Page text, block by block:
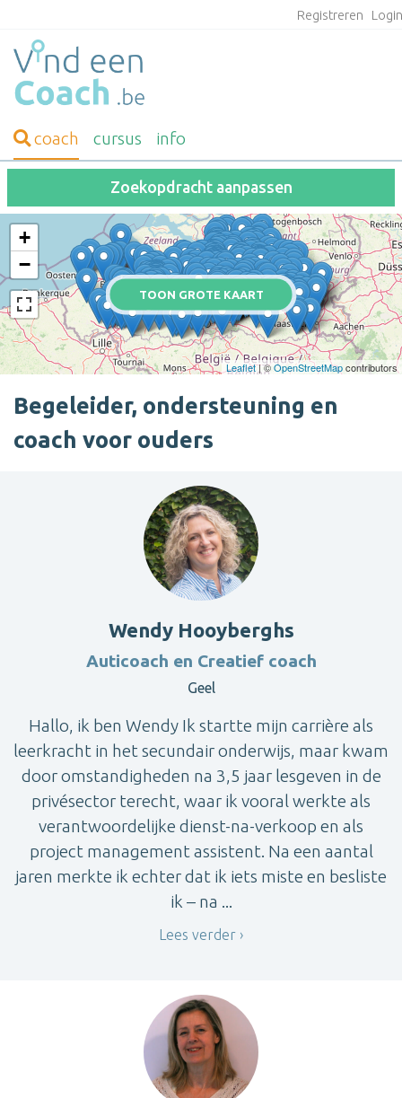
Registreren
coach cursus info
Zoekopdracht aanpassen
TOON GROTE KAART
+
−
Leaflet| ©OpenStreetMapcontributors
Begeleider, ondersteuning en
coach voor ouders
Wendy Hooyberghs
Auticoach en Creatief coach
Geel
Hallo, ik ben Wendy Ik startte mijn carrière als
leerkracht in het secundair onderwijs, maar kwam
door omstandigheden na 3,5 jaar lesgeven in de
privésector terecht, waar ik vooral werkte als
verantwoordelijke dienst-na-verkoop en als
project management assistent. Na een aantal
jaren merkte ik echter dat ik iets miste en besliste
ik – na ...
Lees verder